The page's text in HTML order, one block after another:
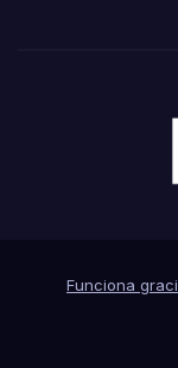
Funciona